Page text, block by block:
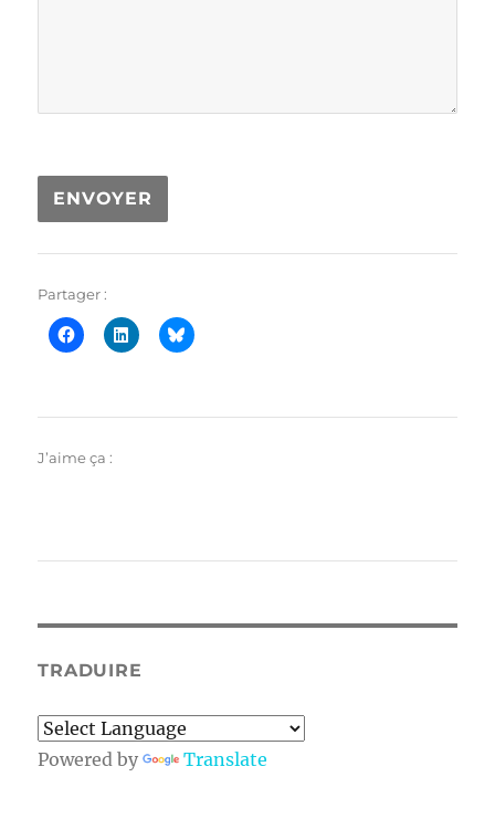
ENVOYER
Partager :
J’aime ça :
TRADUIRE
Powered by Translate